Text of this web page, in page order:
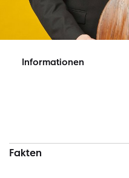
Informationen
Fakten